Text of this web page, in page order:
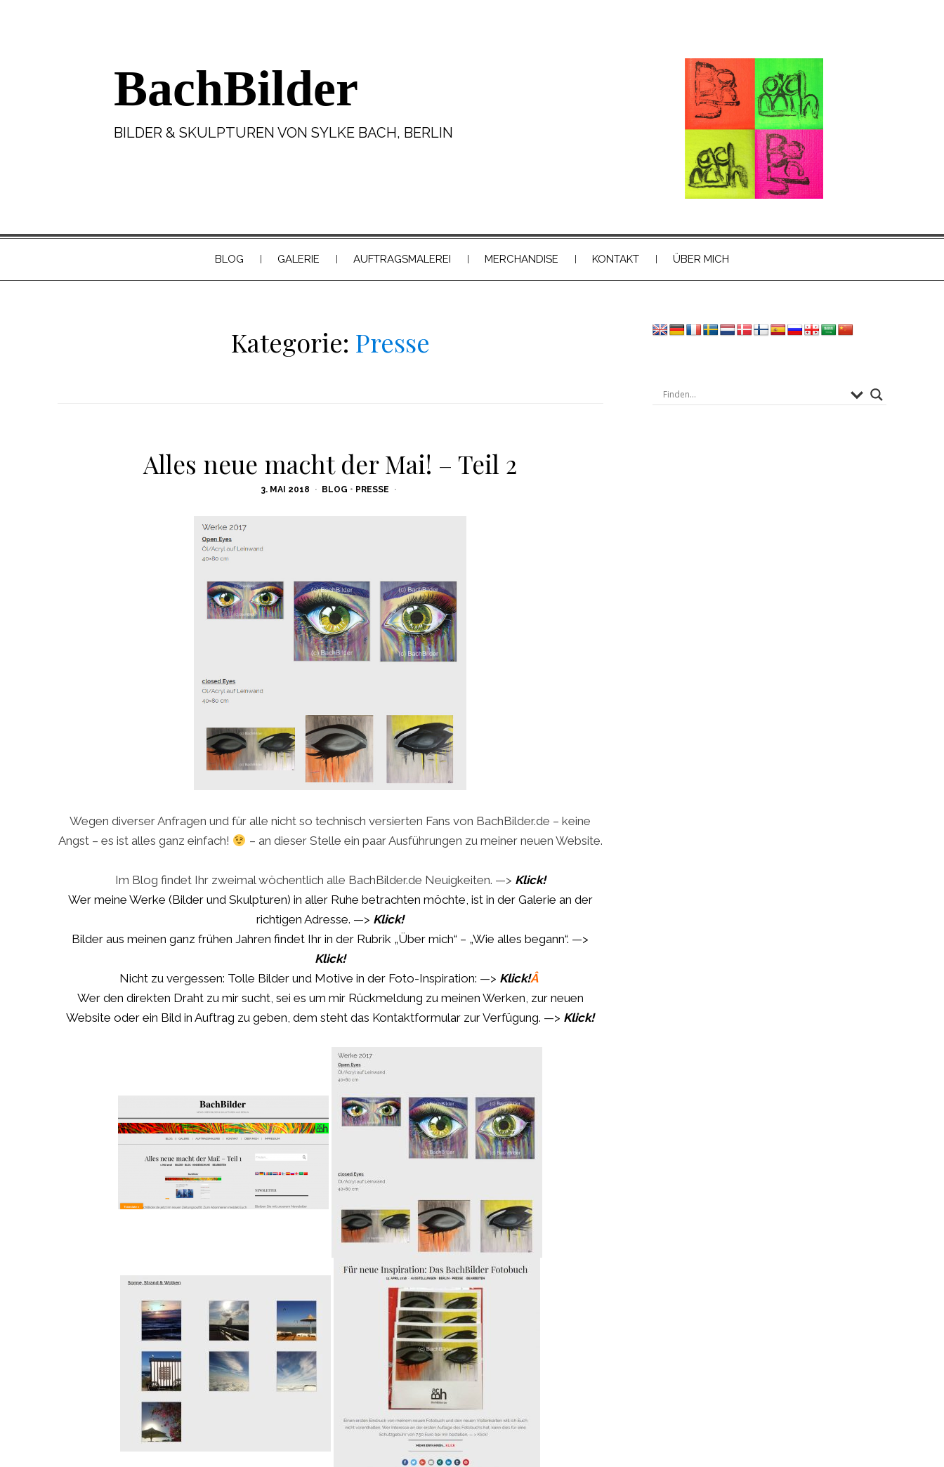
BachBilder
BILDER & SKULPTUREN VON SYLKE BACH, BERLIN
BLOG GALERIE AUFTRAGSMALEREI MERCHANDISE KONTAKT ÜBER MICH
Kategorie: Presse
Alles neue macht der Mai! – Teil 2
POSTED
3. MAI 2018 BLOG • PRESSE
Wegen diverser Anfragen und für alle nicht so technisch versierten Fans von BachBilder.de – keine
Angst – es ist alles ganz einfach!
– an dieser Stelle ein paar Ausführungen zu meiner neuen Website.
Im Blog findet Ihr zweimal wöchentlich alle BachBilder.de Neuigkeiten. —> Klick!
Wer meine Werke (Bilder und Skulpturen) in aller Ruhe betrachten möchte, ist in der Galerie an der
richtigen Adresse. —> Klick!
Bilder aus meinen ganz frühen Jahren findet Ihr in der Rubrik „Über mich“ – „Wie alles begann“. —>
Klick!
Nicht zu vergessen: Tolle Bilder und Motive in der Foto-Inspiration: —> Klick!Â
Wer den direkten Draht zu mir sucht, sei es um mir Rückmeldung zu meinen Werken, zur neuen
Website oder ein Bild in Auftrag zu geben, dem steht das Kontaktformular zur Verfügung. —> Klick!